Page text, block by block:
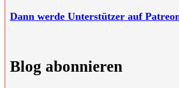
Dann werde Unterstützer auf
Blog abonnieren